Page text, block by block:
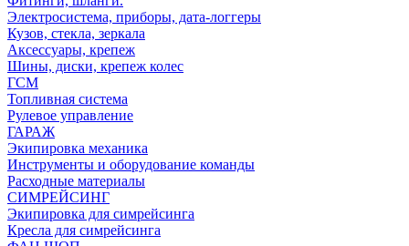
Электросистема, приборы, дата-логгеры
Кузов, стекла, зеркала
Аксессуары, крепеж
Шины, диски, крепеж колес
ГСМ
Топливная система
Рулевое управление
ГАРАЖ
Экипировка механика
Инструменты и оборудование команды
Расходные материалы
СИМРЕЙСИНГ
Экипировка для симрейсинга
Кресла для симрейсинга